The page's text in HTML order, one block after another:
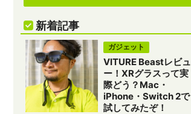
新着記事
ガジェット
VITURE Beastレビュ
ー！XRグラスって実
際どう？Mac・
iPhone・Switch 2で
試してみたぞ！